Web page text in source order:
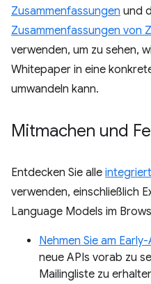
Zusammenfassungen und
Zusammenfassungen von
verwenden, um zu sehen,
Whitepaper in eine
umwandeln kann.
Mitmachen und
Entdecken Sie alle
verwenden, einschließlich
Language Models im
Nehmen Sie am
neue APIs vorab zu
Mailingliste zu